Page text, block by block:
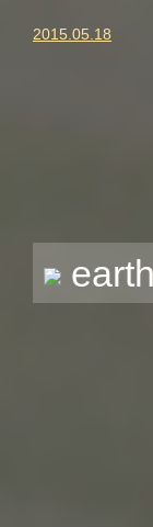
2015.05.18